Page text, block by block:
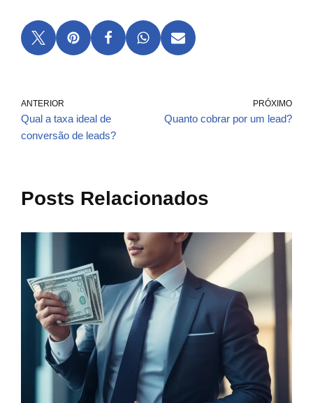
ANTERIOR
Qual a taxa ideal de
conversão de leads?
PRÓXIMO
Quanto cobrar por um lead?
Posts Relacionados